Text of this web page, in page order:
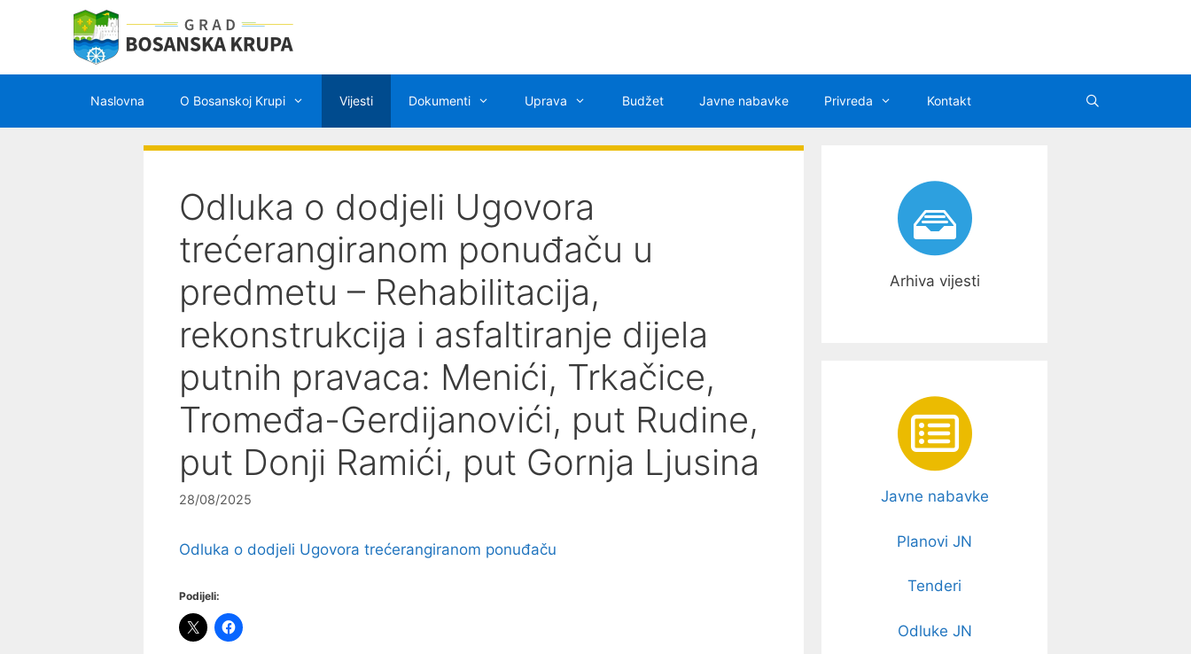
Naslovna O Bosanskoj Krupi Vijesti Dokumenti Uprava Budžet Javne nabavke Privreda Kontakt
Odluka o dodjeli Ugovora
trećerangiranom ponuđaču u
predmetu – Rehabilitacija,
rekonstrukcija i asfaltiranje dijela
putnih pravaca: Menići, Trkačice,
Tromeđa-Gerdijanovići, put Rudine,
put Donji Ramići, put Gornja Ljusina
28/08/2025
Odluka o dodjeli Ugovora trećerangiranom ponuđaču
Podijeli:
Arhiva vijesti
Javne nabavke
Planovi JN
Tenderi
Odluke JN